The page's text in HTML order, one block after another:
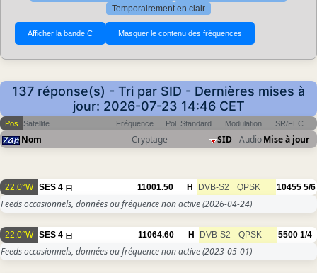
Temporairement en clair
137 réponse(s) - Tri par SID - Dernières mises à
jour: 2026-07-23 14:46 CET
Pos Satellite Fréquence Pol Standard Modulation SR/FEC
Nom Cryptage SID AudioMise à jour
22.0°W SES 4 11001.50 H DVB-S2 QPSK 10455 5/6
Feeds occasionnels, données ou fréquence non active(2026-04-24)
22.0°W SES 4 11064.60 H DVB-S2 QPSK 5500 1/4
Feeds occasionnels, données ou fréquence non active(2023-05-01)